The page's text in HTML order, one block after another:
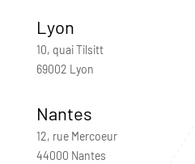
Lyon
10, quai Tilsitt
69002 Lyon
Nantes
12, rue Mercoeur
44000 Nantes